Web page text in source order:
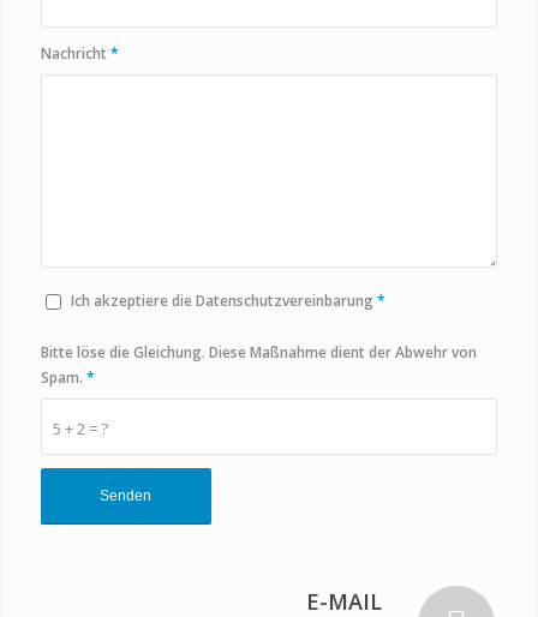
Nachricht*
Ich akzeptiere die Datenschutzvereinbarung *
5 + 2 = ?
Bitte löse die Gleichung. Diese Maßnahme dient der Abwehr von
Spam. *
E-MAIL